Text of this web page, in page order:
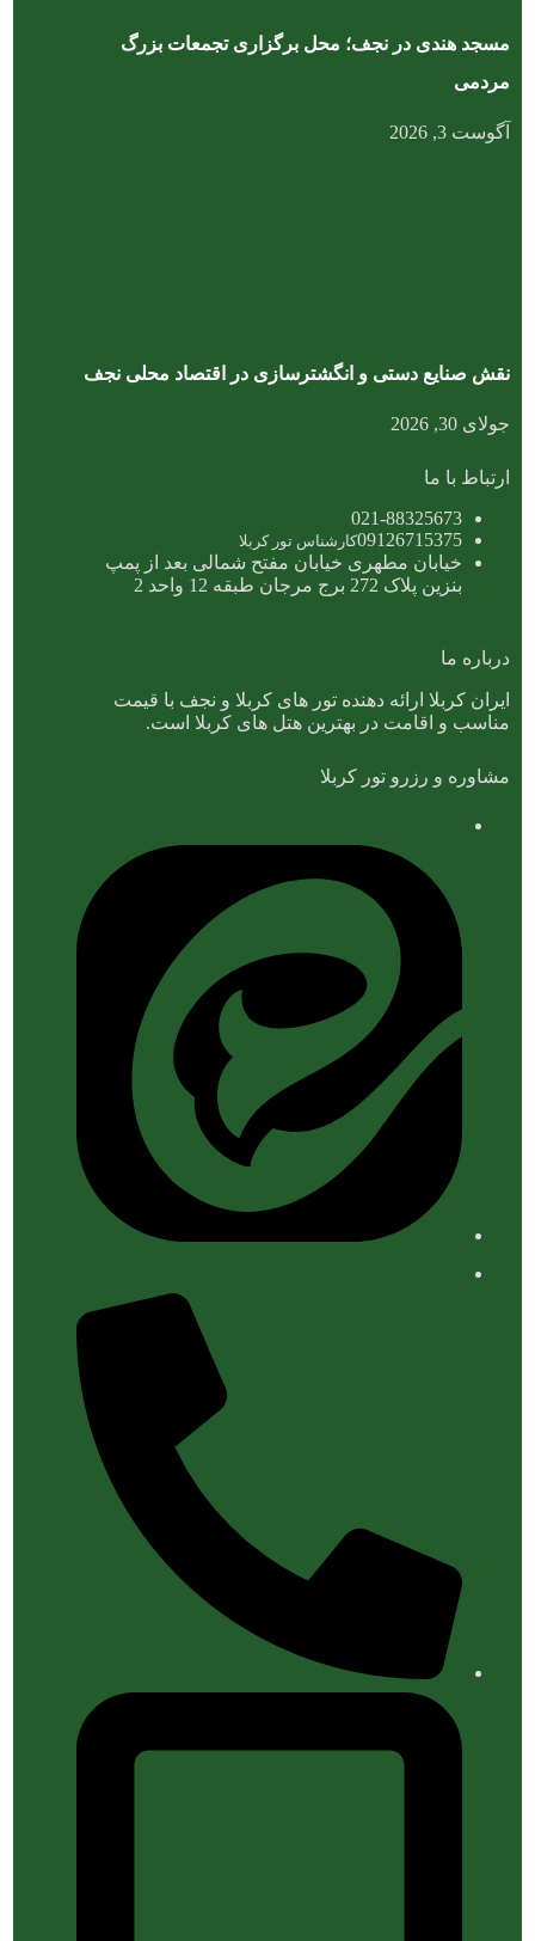
مسجد هندی در نجف؛ محل برگزاری تجمعات بزرگ
مردمی
آگوست 3, 2026
نقش صنایع دستی و انگشترسازی در اقتصاد محلی نجف
جولای 30, 2026
ارتباط با ما
021-88325673
09126715375کارشناس تور کربلا
خیابان مطهری خیابان مفتح شمالی بعد از پمپ
بنزین پلاک 272 برج مرجان طبقه 12 واحد 2
درباره ما
ایران کربلا ارائه دهنده تور های کربلا و نجف با قیمت
مناسب و اقامت در بهترین هتل های کربلا است.
مشاوره و رزرو تور کربلا